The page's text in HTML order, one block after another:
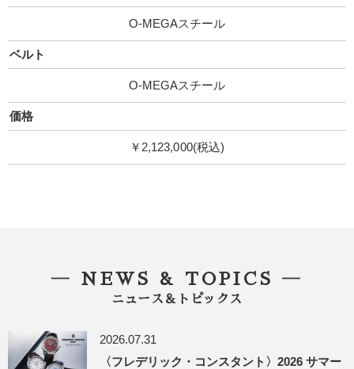
O-MEGAスチール
ベルト
O-MEGAスチール
価格
￥2,123,000(税込)
― NEWS & TOPICS ―
ニュース＆トピックス
2026.07.31
〈フレデリック・コンスタント〉2026 サマー